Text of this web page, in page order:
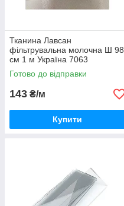
Тканина Лавсан
фільтрувальна молочна Ш 98
см 1 м Україна 7063
Готово до відправки
143 ₴/м
Купити